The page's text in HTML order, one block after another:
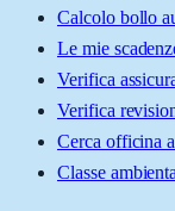
Calcolo bollo
Le mie
Verifica
Verifica
Cerca officina
Classe